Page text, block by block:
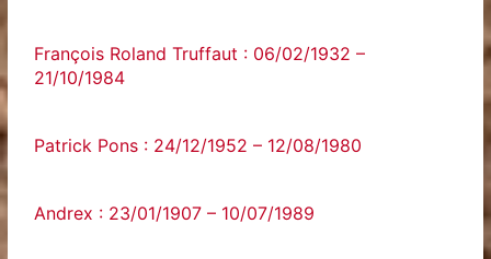
François Roland Truffaut : 06/02/1932 –
21/10/1984
Patrick Pons : 24/12/1952 – 12/08/1980
Andrex : 23/01/1907 – 10/07/1989